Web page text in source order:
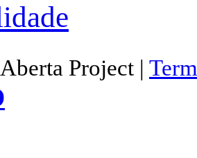
Project |